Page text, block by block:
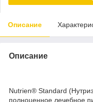
Описание
Описание
Nutrien® Standard
полноценное лечебное